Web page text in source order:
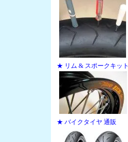
★ リム & スポークキット
★ バイクタイヤ 通販